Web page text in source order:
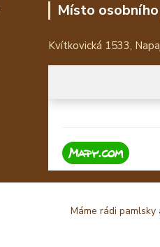
Místo
Kvítkovická 1533,
Máme rádi pamlsky